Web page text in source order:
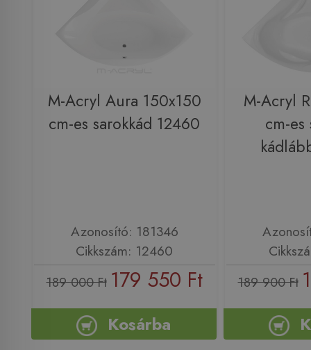
M-Acryl Aura 150x150
cm-es sarokkád 12460
Azonosító: 181346
Cikkszám: 12460
189 000 Ft 179 550 Ft
Kosárba
M-Acryl
cm-es
189 900 Ft